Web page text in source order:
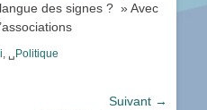
des signes ? » Avec
, ␣ Politique
Suivant →